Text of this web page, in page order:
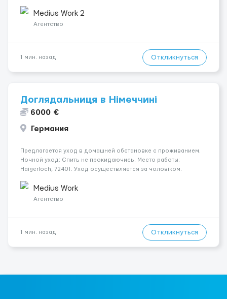
ходунками (ролатор, палиця). Ночью пациент: Чоловік іноді
проки...
Medius Work 2
Агентство
1 мин. назад Откликнуться
Доглядальниця в Німеччині
6000 €
Германия
Предлагается уход в домашней обстановке с проживанием.
Ночной уход: Спить не прокидаючись. Место работы:
Haigerloch, 72401. Уход осуществляется за чоловіком.
пациента: Прикутий до ліжка (можливість сидіти є). Условия
Medius Work
Агентство
1 мин. назад Откликнуться